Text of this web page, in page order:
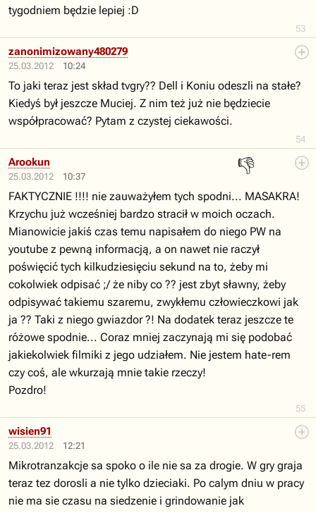
53
tygodniem będzie lepiej :D
25.03.2012 10:24
54
zanonimizowany480279
To jaki teraz jest skład tvgry?? Dell i Koniu odeszli na stałe?
Kiedyś był jeszcze Muciej. Z nim też już nie będziecie
współpracować? Pytam z czystej ciekawości.
25.03.2012 10:37
👎
55
Arookun
FAKTYCZNIE !!!! nie zauważyłem tych spodni... MASAKRA!
Krzychu już wcześniej bardzo stracił w moich oczach.
Mianowicie jakiś czas temu napisałem do niego PW na
youtube z pewną informacją, a on nawet nie raczył
poświęcić tych kilkudziesięciu sekund na to, żeby mi
cokolwiek odpisać ;/ że niby co ?? jest zbyt sławny, żeby
odpisywać takiemu szaremu, zwykłemu człowieczkowi jak
ja ?? Taki z niego gwiazdor ?! Na dodatek teraz jeszcze te
różowe spodnie... Coraz mniej zaczynają mi się podobać
jakiekolwiek filmiki z jego udziałem. Nie jestem hate-rem
czy coś, ale wkurzają mnie takie rzeczy!
Pozdro!
25.03.2012 12:21
wisien91
Mikrotranzakcje sa spoko o ile nie sa za drogie. W gry graja
teraz tez dorosli a nie tylko dzieciaki. Po calym dniu w pracy
nie ma sie czasu na siedzenie i grindowanie jak